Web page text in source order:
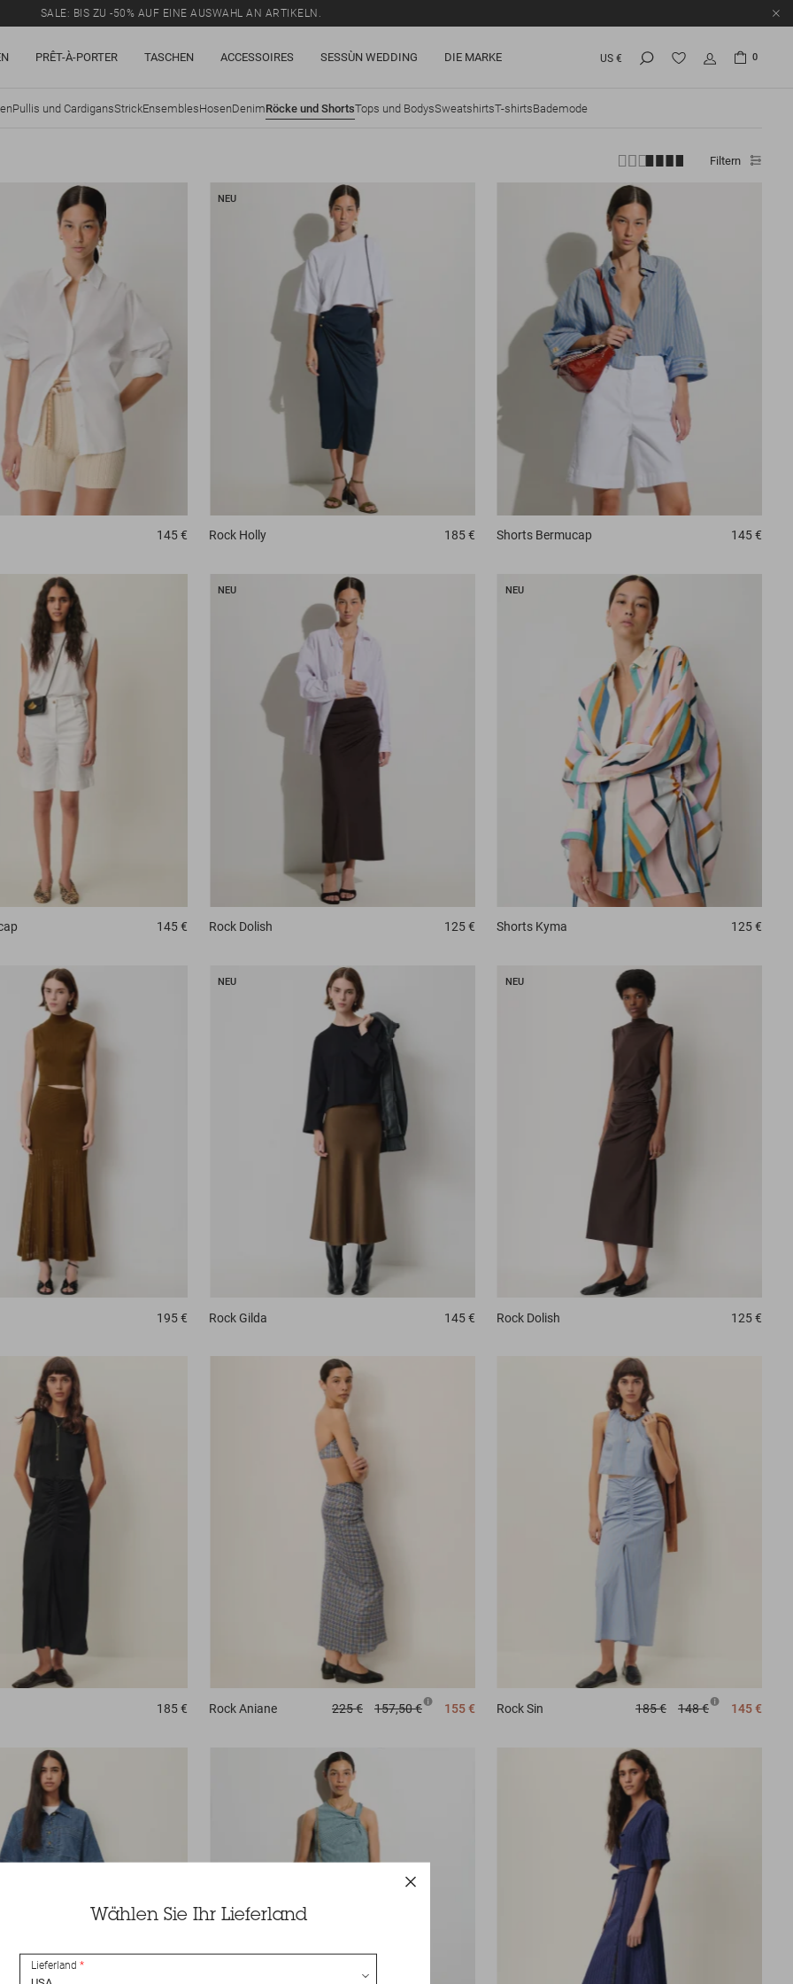
SALE: BIS ZU -50% AUF EINE AUSWAHL AN ARTIKELN.
PRÊT-À-PORTER TASCHEN ACCESSOIRES SESSÙN WEDDING DIE MARKE US € 0
Pullis und CardigansStrickEnsemblesHosenDenimRöcke und ShortsTops und BodysSweatshirtsT-shirtsBademode
Filtern
145 €
NEU
Rock Holly 185 € Shorts Bermucap 145 €
145 €
NEU
Rock Dolish 125 €
NEU
Shorts Kyma 125 €
195 €
NEU
Rock Gilda 145 €
NEU
Rock Dolish 125 €
185 € RockAniane 225 € 157,50 € 155 € Rock Sin 185 € 148 € 145 €
Wählen Sie Ihr Lieferland
Lieferland